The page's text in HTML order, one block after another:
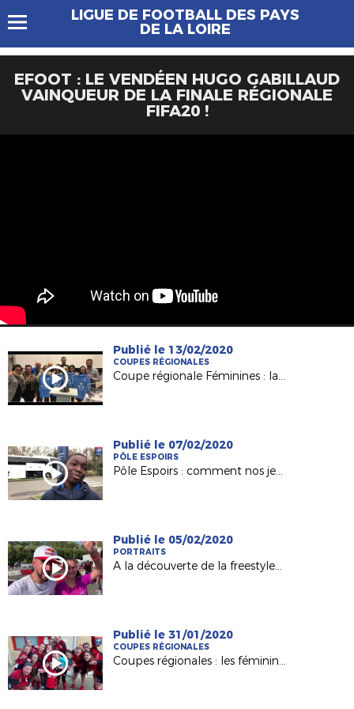
LIGUE DE FOOTBALL DES PAYS
DE LA LOIRE
EFOOT : LE VENDÉEN HUGO GABILLAUD
VAINQUEUR DE LA FINALE RÉGIONALE
FIFA20 !
Publié le 13/02/2020
COUPES RÉGIONALES
Coupe régionale Féminines : la belle aventure de l'AC Nort sur Erdre
Publié le 07/02/2020
PÔLE ESPOIRS
Pôle Espoirs : comment nos jeunes abordent un match amical ?
Publié le 05/02/2020
PORTRAITS
A la découverte de la freestyleuse Alisson Langlade (Le Mans)
Publié le 31/01/2020
COUPES RÉGIONALES
Coupes régionales : les féminines de l'AEPR Rezé au déif du FC Nantes